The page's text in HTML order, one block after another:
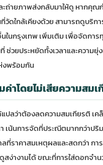
ะถ่ายภาพส่งกลับมาให้ดู หากคุณ
วัดใกล้เคียงด้วย สามารถดูบริก
ในกรุงเทพเพิ่มเติม เพื่อจัดการ
ช่วยประหยัดทั้งเวลาและความยุ่
งพร้อมกัน
ค่าโดยไม่เสียความสม
แปลว่าต้องลดความสมเกียรติ เ
เน้นการจัดที่ประณีตมากกว่าปริ
ที่ราคาสมเหตุผลและสดกว่า ก
สง่างามได้ ขณะที่การใส่ดอกจำ